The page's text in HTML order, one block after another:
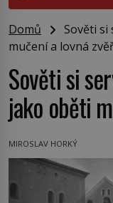
Domů
Sověti si
mučení a lovná
Sověti si
jako oběti
MIROSLAV HORKÝ